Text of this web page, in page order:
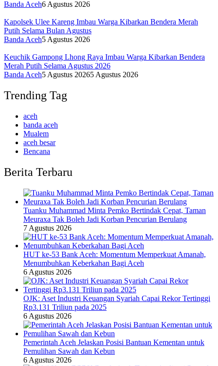
Banda Aceh6 Agustus 2026
Kapolsek Ulee Kareng Imbau Warga Kibarkan Bendera Merah
Putih Selama Bulan Agustus
Banda Aceh5 Agustus 2026
Keuchik Gampong Lhong Raya Imbau Warga Kibarkan Bendera
Merah Putih Selama Agustus 2026
Banda Aceh5 Agustus 20265 Agustus 2026
Trending Tag
aceh
banda aceh
Mualem
aceh besar
Bencana
Berita Terbaru
Tuanku Muhammad Minta Pemko Bertindak Cepat, Taman
Meuraxa Tak Boleh Jadi Korban Pencurian Berulang
7 Agustus 2026
HUT ke-53 Bank Aceh: Momentum Memperkuat Amanah,
Menumbuhkan Keberkahan Bagi Aceh
6 Agustus 2026
OJK: Aset Industri Keuangan Syariah Capai Rekor Tertinggi
Rp3.131 Triliun pada 2025
6 Agustus 2026
Pemerintah Aceh Jelaskan Posisi Bantuan Kementan untuk
Pemulihan Sawah dan Kebun
6 Agustus 2026